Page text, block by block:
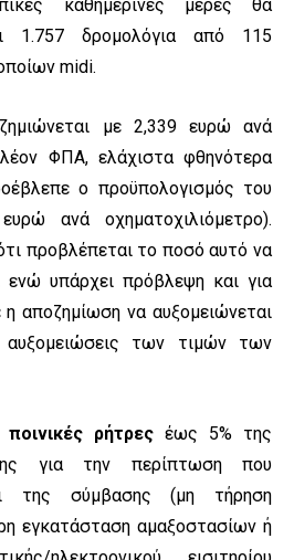
καθημερινές μέρες θα
1.757 δρομολόγια από 115
midi.
με 2,339 ευρώ ανά
ΦΠΑ, ελάχιστα φθηνότερα
ο προϋπολογισμός του
ανά οχηματοχιλιόμετρο).
προβλέπεται το ποσό αυτό να
ενώ υπάρχει πρόβλεψη και για
αποζημίωση να αυξομειώνεται
των τιμών των
ποινικές ρήτρες έως 5% της
για την περίπτωση που
της σύμβασης (μη τήρηση
εγκατάσταση αμαξοστασίων ή